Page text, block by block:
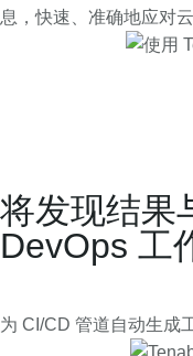
息，快速、准确地应对云
将发现结果
DevOps 工
为 CI/CD 管道自动生成